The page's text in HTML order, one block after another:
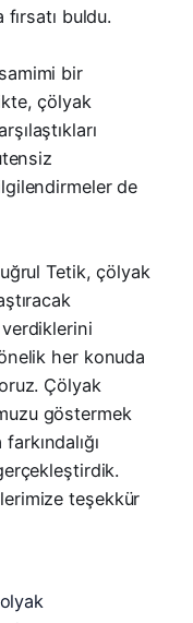
buldu.
bir
çölyak
de
Tetik, çölyak
verdiklerini
her konuda
Çölyak
göstermek
teşekkür